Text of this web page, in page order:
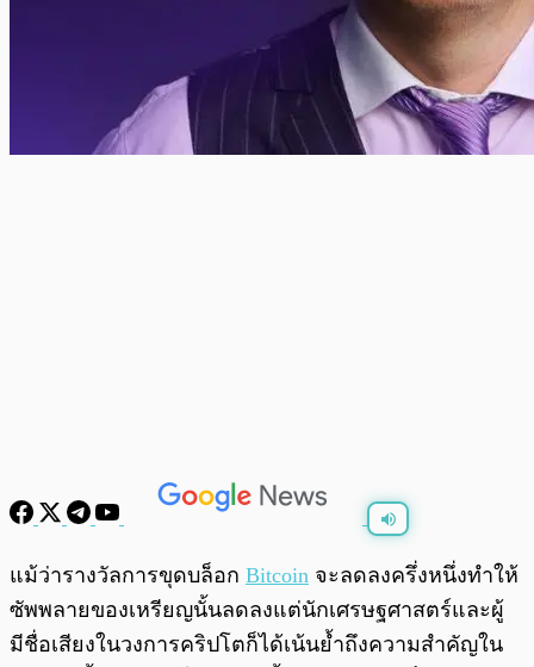
พร้อมเล่น 0:00 /0:00
แม้ว่ารางวัลการขุดบล็อก Bitcoin จะลดลงครึ่งหนึ่งทำให้
ซัพพลายของเหรียญนั้นลดลงแต่นักเศรษฐศาสตร์และผู้
มีชื่อเสียงในวงการคริปโตก็ได้เน้นย้ำถึงความสำคัญใน